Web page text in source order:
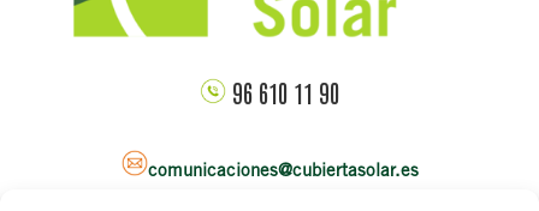
96 610 11 90
comunicaciones@cubiertasolar.es